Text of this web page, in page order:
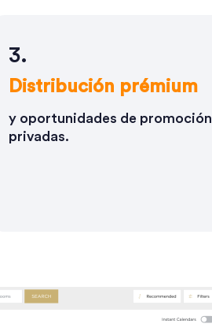
3.
Distribución prémium
y oportunidades de promoción
privadas.